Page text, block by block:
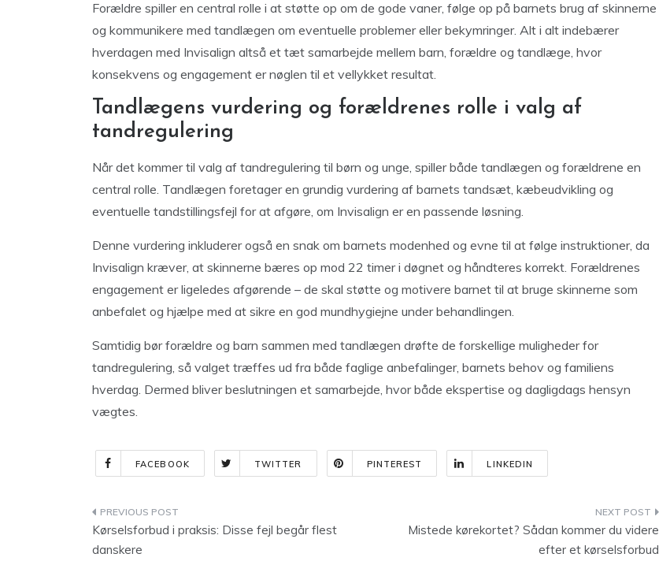
Forældre spiller en central rolle i at støtte op om de gode vaner, følge op på barnets brug af skinnerne
og kommunikere med tandlægen om eventuelle problemer eller bekymringer. Alt i alt indebærer
hverdagen med Invisalign altså et tæt samarbejde mellem barn, forældre og tandlæge, hvor
konsekvens og engagement er nøglen til et vellykket resultat.
Tandlægens vurdering og forældrenes rolle i valg af
tandregulering
Når det kommer til valg af tandregulering til børn og unge, spiller både tandlægen og forældrene en
central rolle. Tandlægen foretager en grundig vurdering af barnets tandsæt, kæbeudvikling og
eventuelle tandstillingsfejl for at afgøre, om Invisalign er en passende løsning.
Denne vurdering inkluderer også en snak om barnets modenhed og evne til at følge instruktioner, da
Invisalign kræver, at skinnerne bæres op mod 22 timer i døgnet og håndteres korrekt. Forældrenes
engagement er ligeledes afgørende – de skal støtte og motivere barnet til at bruge skinnerne som
anbefalet og hjælpe med at sikre en god mundhygiejne under behandlingen.
Samtidig bør forældre og barn sammen med tandlægen drøfte de forskellige muligheder for
tandregulering, så valget træffes ud fra både faglige anbefalinger, barnets behov og familiens
hverdag. Dermed bliver beslutningen et samarbejde, hvor både ekspertise og dagligdags hensyn
vægtes.
FACEBOOK TWITTER PINTEREST LINKEDIN
Indlægsnavigation
Kørselsforbud i praksis: Disse fejl begår flest
danskere
Mistede kørekortet? Sådan kommer du videre
efter et kørselsforbud